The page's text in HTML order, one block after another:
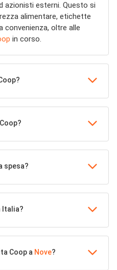
azionisti esterni. Questo si
alimentare, etichette
convenienza, oltre alle
in corso.
spesa?
Italia?
Coop a Nove?